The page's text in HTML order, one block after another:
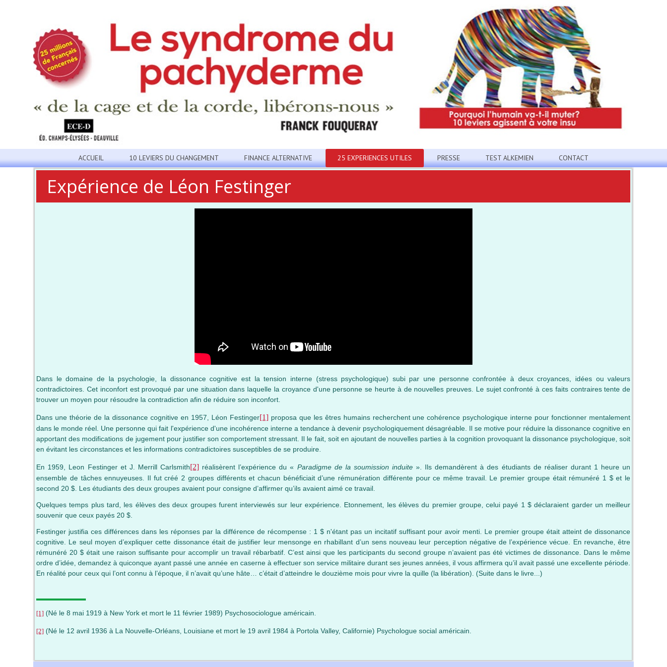
ACCUEIL 10 LEVIERS DU CHANGEMENT FINANCE ALTERNATIVE 25 EXPERIENCES UTILES PRESSE TEST ALKEMIEN CONTACT
Expérience de Léon Festinger
Dans le domaine de la psychologie, la dissonance cognitive est la tension interne (stress psychologique) subi par une personne confrontée à deux croyances, idées ou valeurs
contradictoires. Cet inconfort est provoqué par une situation dans laquelle la croyance d'une personne se heurte à de nouvelles preuves. Le sujet confronté à ces faits contraires tente de
trouver un moyen pour résoudre la contradiction afin de réduire son inconfort.
Dans une théorie de la dissonance cognitive en 1957, Léon Festinger[1] proposa que les êtres humains recherchent une cohérence psychologique interne pour fonctionner mentalement
dans le monde réel. Une personne qui fait l'expérience d'une incohérence interne a tendance à devenir psychologiquement désagréable. Il se motive pour réduire la dissonance cognitive en
apportant des modifications de jugement pour justifier son comportement stressant. Il le fait, soit en ajoutant de nouvelles parties à la cognition provoquant la dissonance psychologique, soit
en évitant les circonstances et les informations contradictoires susceptibles de se produire.
En 1959, Leon Festinger et J. Merrill Carlsmith[2] réalisèrent l’expérience du « Paradigme de la soumission induite». Ils demandèrent à des étudiants de réaliser durant 1 heure un
ensemble de tâches ennuyeuses. Il fut créé 2 groupes différents et chacun bénéficiait d’une rémunération différente pour ce même travail. Le premier groupe était rémunéré 1 $ et le
second 20 $. Les étudiants des deux groupes avaient pour consigne d’affirmer qu’ils avaient aimé ce travail.
Quelques temps plus tard, les élèves des deux groupes furent interviewés sur leur expérience. Etonnement, les élèves du premier groupe, celui payé 1 $ déclaraient garder un meilleur
souvenir que ceux payés 20 $.
Festinger justifia ces différences dans les réponses par la différence de récompense : 1 $ n'étant pas un incitatif suffisant pour avoir menti. Le premier groupe était atteint de dissonance
cognitive. Le seul moyen d’expliquer cette dissonance était de justifier leur mensonge en rhabillant d’un sens nouveau leur perception négative de l’expérience vécue. En revanche, être
rémunéré 20 $ était une raison suffisante pour accomplir un travail rébarbatif. C’est ainsi que les participants du second groupe n’avaient pas été victimes de dissonance. Dans le même
ordre d’idée, demandez à quiconque ayant passé une année en caserne à effectuer son service militaire durant ses jeunes années, il vous affirmera qu’il avait passé une excellente période.
En réalité pour ceux qui l’ont connu à l’époque, il n’avait qu’une hâte… c’était d’atteindre le douzième mois pour vivre la quille (la libération). (Suite dans le livre...)
[1] (Né le 8 mai 1919 à New York et mort le 11 février 1989) Psychosociologue américain.
[2] (Né le 12 avril 1936 à La Nouvelle-Orléans, Louisiane et mort le 19 avril 1984 à Portola Valley, Californie) Psychologue social américain.